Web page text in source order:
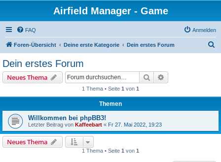
Airfield Manager - Game
FAQ Anmelden
Foren-Übersicht Deine erste Kategorie Dein erstes Forum
Dein erstes Forum
Neues Thema Suche
1 Thema • Seite 1 von 1
Themen
Willkommen bei phpBB3!
Letzter Beitrag von Kaffeebart « Fr 27. Mai 2022, 19:23
Neues Thema
1 Thema • Seite 1 von 1